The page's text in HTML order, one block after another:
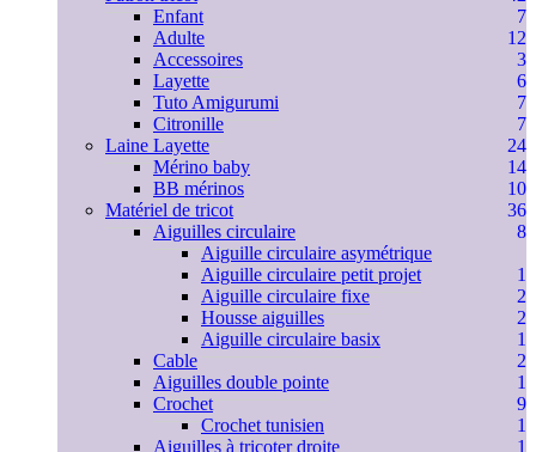
Enfant
7
Adulte
12
Accessoires
3
Layette
6
Tuto Amigurumi
7
Citronille
7
Laine Layette
24
Mérino baby
14
BB mérinos
10
Matériel de tricot
36
Aiguilles circulaire
8
Aiguille circulaire asymétrique
Aiguille circulaire petit projet
1
Aiguille circulaire fixe
2
Housse aiguilles
2
Aiguille circulaire basix
1
Cable
2
Aiguilles double pointe
1
Crochet
9
Crochet tunisien
1
Aiguilles à tricoter droite
1